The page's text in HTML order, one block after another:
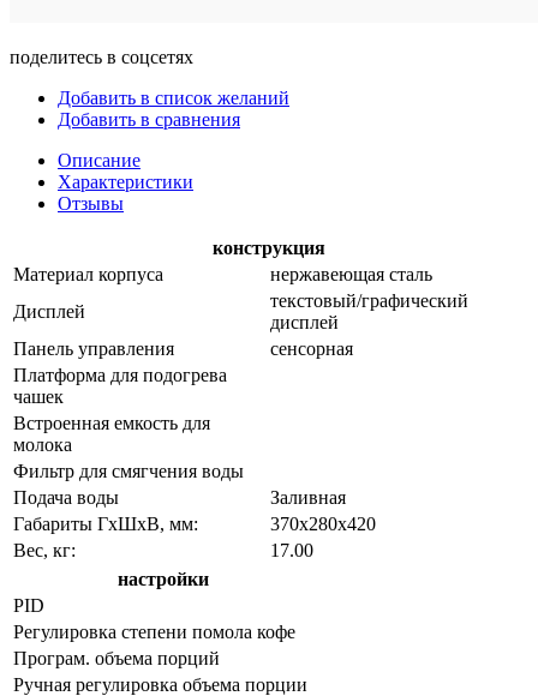
поделитесь в соцсетях
Добавить в список желаний
Добавить в сравнения
Описание
Характеристики
Отзывы
конструкция
Материал корпуса
нержавеющая сталь
Дисплей
текстовый/графический
дисплей
Панель управления
сенсорная
Платформа для подогрева
чашек
Встроенная емкость для
молока
Фильтр для смягчения воды
Подача воды
Заливная
Габариты ГхШхВ, мм:
370х280х420
Вес, кг:
17.00
настройки
PID
Регулировка степени помола кофе
Програм. объема порций
Ручная регулировка объема порции